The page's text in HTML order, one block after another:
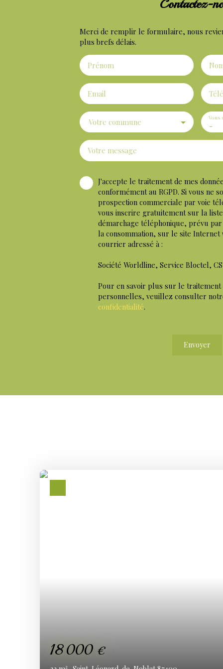
Contactez-
Merci de remplir le formulaire, nous
plus brefs délais.
Prénom
Email
Votre commune -
Vous
Votre message
J'accepte le traitement de mes
conformément au RGPD. Si vous ne
prospection commerciale par voie
vous inscrire gratuitement sur la
démarchage téléphonique, prévu
la consommation, sur le site
courrier adressé à :
Société Worldline, Service Bloctel, CS
Pour en savoir plus sur le traitement
personnelles, veuillez consulter
confidentialité.
Envoyer
18 000 €